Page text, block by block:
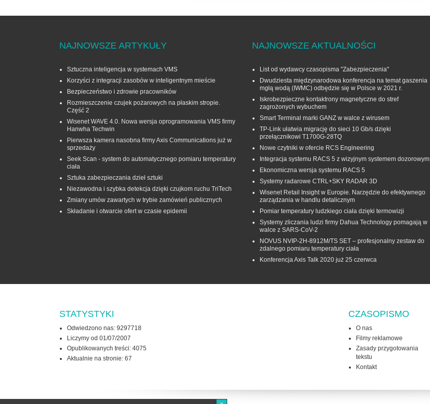
NAJNOWSZE ARTYKUŁY
Sztuczna inteligencja w systemach VMS
Korzyści z integracji zasobów w inteligentnym mieście
Bezpieczeństwo i zdrowie pracowników
Rozmieszczenie czujek pożarowych na płaskim stropie.
Część 2
Wisenet WAVE 4.0. Nowa wersja oprogramowania VMS firmy
Hanwha Techwin
Pierwsza kamera nasobna firmy Axis Communications już w
sprzedaży
Seek Scan - system do automatycznego pomiaru temperatury
ciała
Sztuka zabezpieczania dzieł sztuki
Niezawodna i szybka detekcja dzięki czujkom ruchu TriTech
Zmiany umów zawartych w trybie zamówień publicznych
Składanie i otwarcie ofert w czasie epidemii
NAJNOWSZE AKTUALNOŚCI
List od wydawcy czasopisma "Zabezpieczenia"
Dwudziesta międzynarodowa konferencja na temat gaszenia
mgłą wodą (IWMC) odbędzie się w Polsce w 2021 r.
Iskrobezpieczne kontaktrony magnetyczne do stref
zagrożonych wybuchem
Smart Terminal marki GANZ w walce z wirusem
TP-Link ułatwia migrację do sieci 10 Gb/s dzięki
przełącznikowi T1700G‑28TQ
Nowe czytniki w ofercie RCS Engineering
Integracja systemu RACS 5 z wizyjnym systemem dozorowym
Ekonomiczna wersja systemu RACS 5
Systemy radarowe CTRL+SKY RADAR 3D
Wisenet Retail Insight w Europie. Narzędzie do efektywnego
zarządzania w handlu detalicznym
Pomiar temperatury ludzkiego ciała dzięki termowizji
Systemy zliczania ludzi firmy Dahua Technology pomagają w
walce z SARS-CoV-2
NOVUS NVIP-2H-8912M/TS SET – profesjonalny zestaw do
zdalnego pomiaru temperatury ciała
Konferencja Axis Talk 2020 już 25 czerwca
STATYSTYKI
Odwiedzono nas: 9297718
Liczymy od 01/07/2007
Opublikowanych treści: 4075
Aktualnie na stronie: 67
CZASOPISMO
O nas
Filmy reklamowe
Zasady przygotowania
tekstu
Kontakt